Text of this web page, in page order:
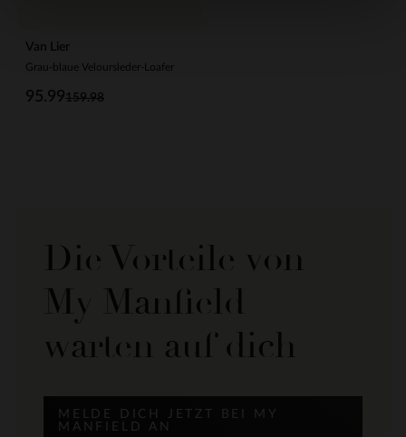
Van Lier
Grau-blaue Veloursleder-Loafer
159.98
95.99
Die Vorteile von
My Manfield
warten auf dich
MELDE DICH JETZT BEI MY
MANFIELD AN